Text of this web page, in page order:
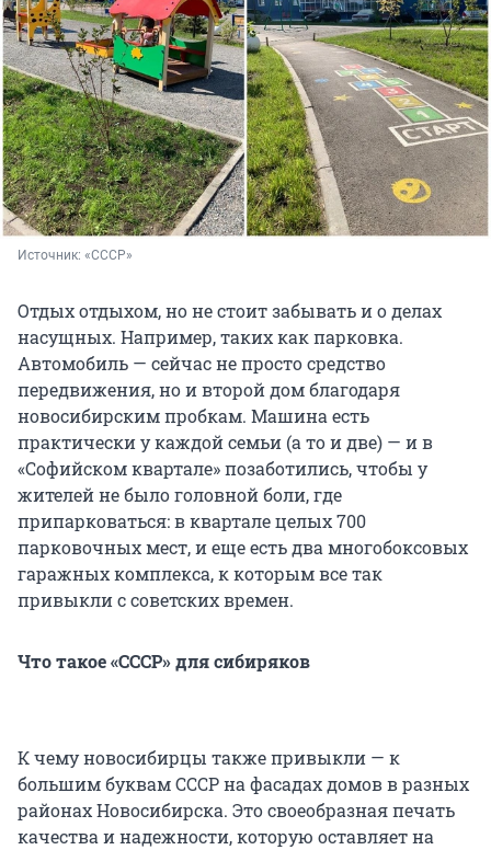
Источник: «СССР»
Отдых отдыхом, но не стоит забывать и о делах
насущных. Например, таких как парковка.
Автомобиль — сейчас не просто средство
передвижения, но и второй дом благодаря
новосибирским пробкам. Машина есть
практически у каждой семьи (а то и две) — и в
«Софийском квартале» позаботились, чтобы у
жителей не было головной боли, где
припарковаться: в квартале целых 700
парковочных мест, и еще есть два многобоксовых
гаражных комплекса, к которым все так
привыкли с советских времен.
Что такое «СССР» для сибиряков
К чему новосибирцы также привыкли — к
большим буквам СССР на фасадах домов в разных
районах Новосибирска. Это своеобразная печать
качества и надежности, которую оставляет на